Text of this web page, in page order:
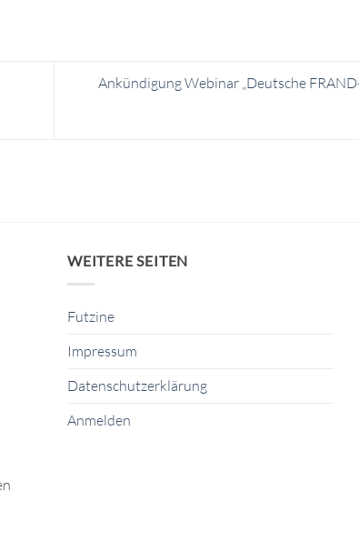
Ankündigung Webinar „Deutsche
WEITERE SEITEN
Futzine
Impressum
Datenschutzerklärung
Anmelden